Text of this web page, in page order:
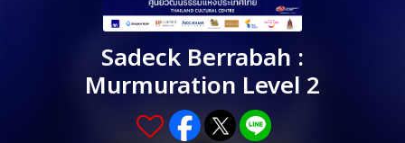
Sadeck Berrabah :
Murmuration Level 2